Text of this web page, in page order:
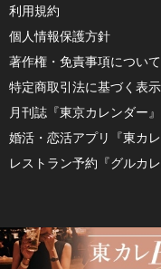
利用規約
個人情報保護方針
著作権・免責事項について
特定商取引法に基づく表示
月刊誌『東京カレンダー』
婚活・恋活アプリ『東カレ
レストラン予約『グルカ